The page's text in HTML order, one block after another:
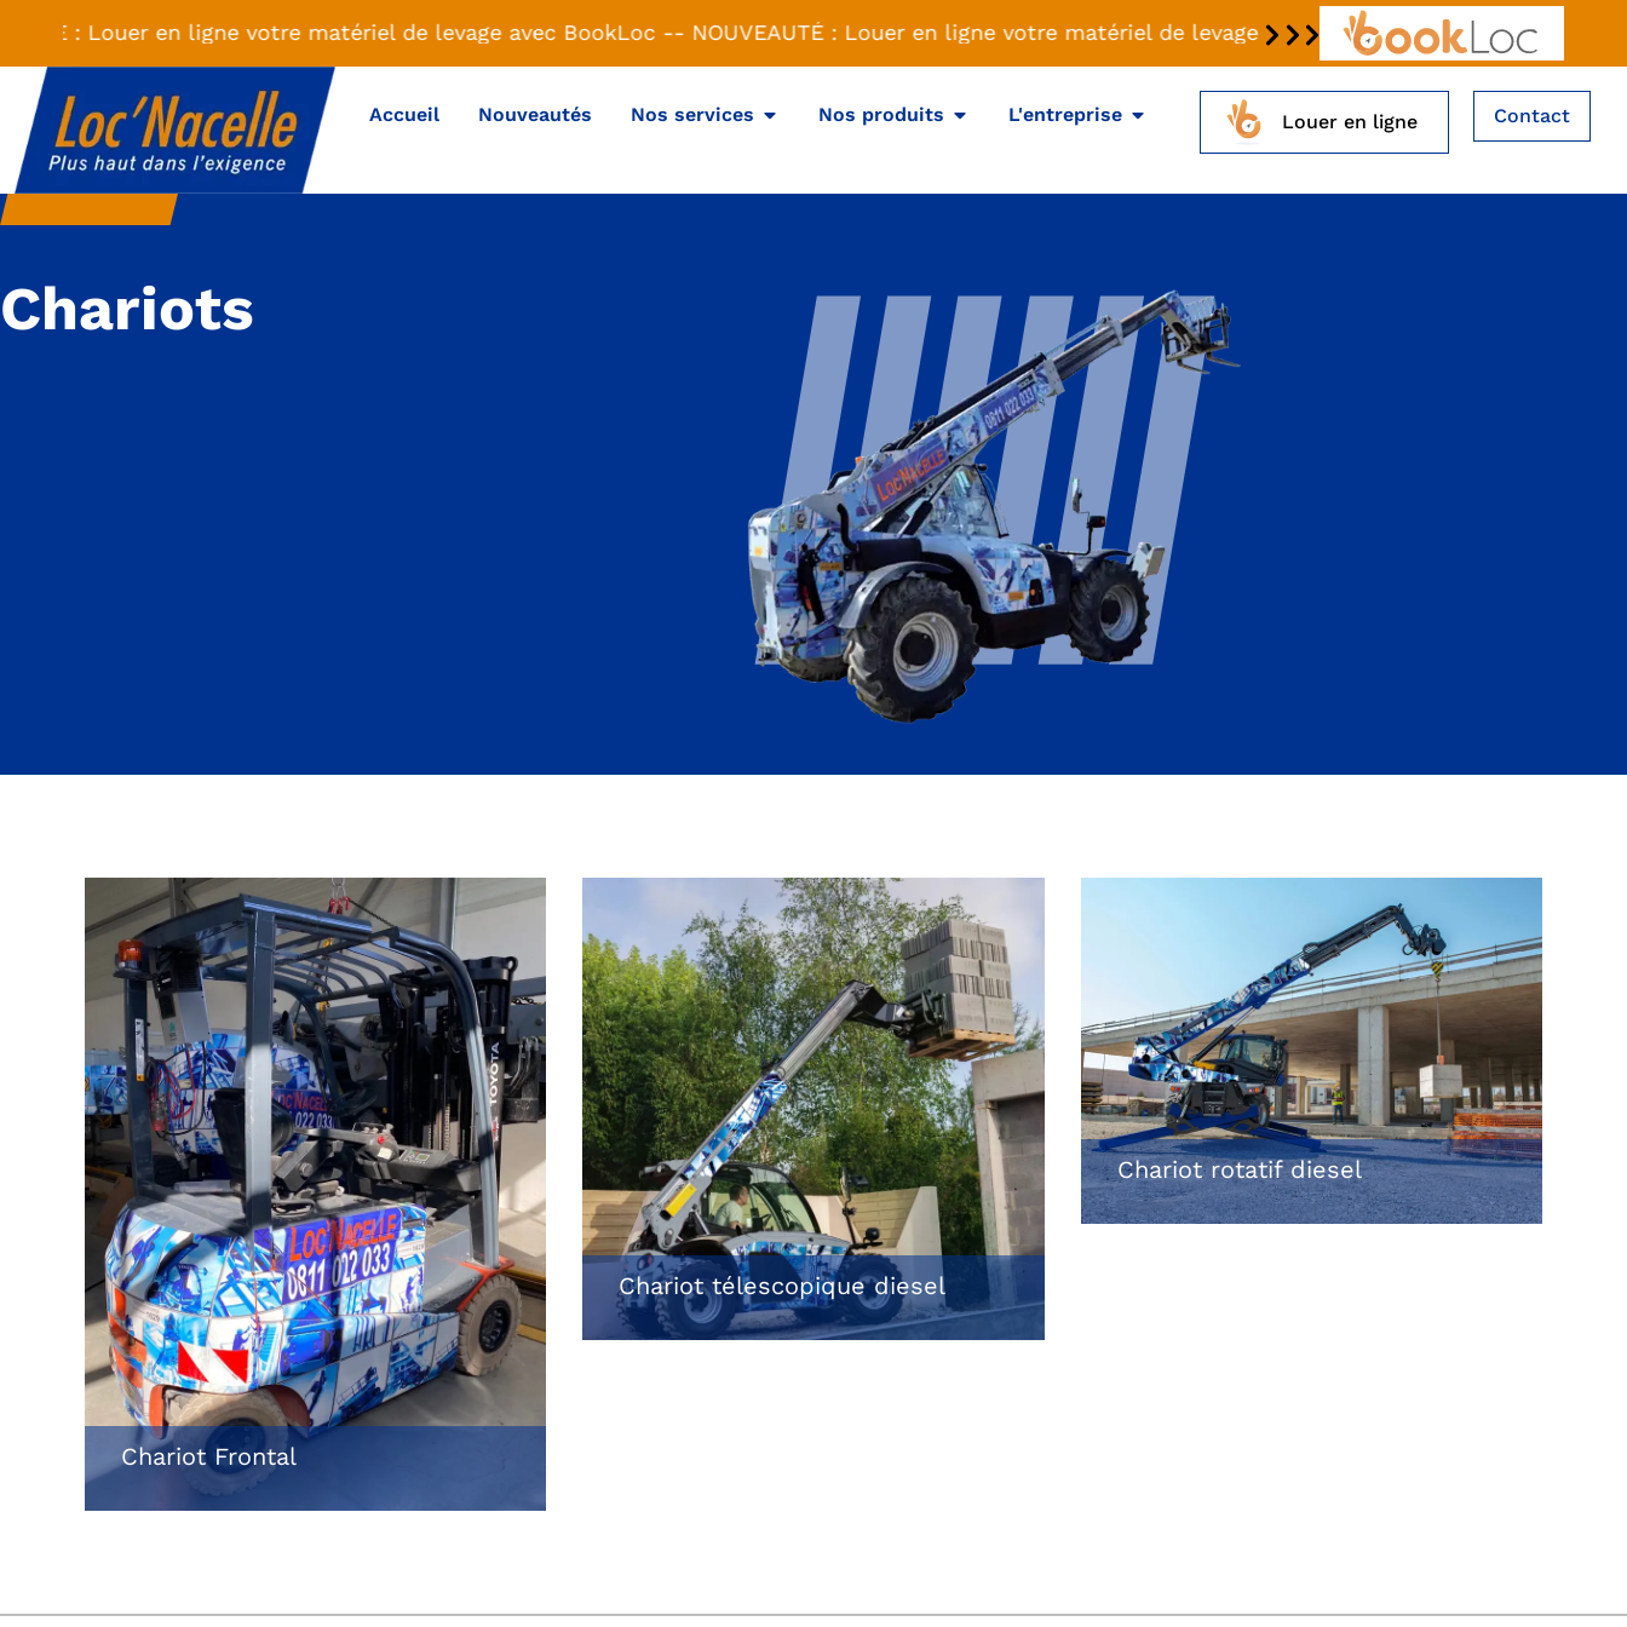
: Louer en ligne votre matériel de levage avec BookLoc - - NOUVEAUTÉ : Louer en ligne votre matériel de levage avec BookLoc -
Accueil Nouveautés Nos services Nos produits L'entreprise Louer en ligne Contact
Chariots
Chariot Frontal
Chariot télescopique diesel
Chariot rotatif diesel